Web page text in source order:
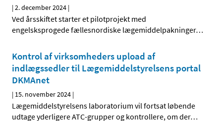
|2. december 2024 |
Ved årsskiftet starter et pilotprojekt med
engelsksprogede fællesnordiske lægemiddelpakninger…
Kontrol af virksomheders upload af
indlægssedler til Lægemiddelstyrelsens portal
DKMAnet
| 15. november 2024 |
Lægemiddelstyrelsens laboratorium vil fortsat løbende
udtage yderligere ATC-grupper og kontrollere, om der…